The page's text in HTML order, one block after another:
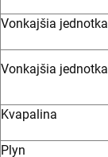
Vonkajšia jednotka
Vonkajšia jednotka
Kvapalina
Plyn